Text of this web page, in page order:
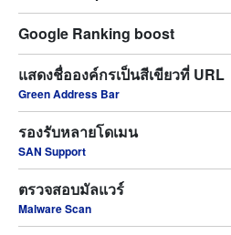
Google Ranking boost
แสดงชื่อองค์กรเป็นสีเขียวที่ URL
Green Address Bar
รองรับหลายโดเมน
SAN Support
ตรวจสอบมัลแวร์
Malware Scan